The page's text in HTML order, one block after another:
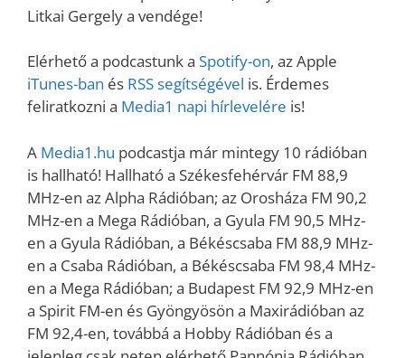
Litkai Gergely a vendége!
Elérhető a podcastunk a Spotify-on, az Apple
iTunes-ban és RSS segítségével is. Érdemes
feliratkozni a Media1 napi hírlevelére is!
A Media1.hu podcastja már mintegy 10 rádióban
is hallható! Hallható a Székesfehérvár FM 88,9
MHz-en az Alpha Rádióban; az Orosháza FM 90,2
MHz-en a Mega Rádióban, a Gyula FM 90,5 MHz-
en a Gyula Rádióban, a Békéscsaba FM 88,9 MHz-
en a Csaba Rádióban, a Békéscsaba FM 98,4 MHz-
en a Mega Rádióban; a Budapest FM 92,9 MHz-en
a Spirit FM-en és Gyöngyösön a Maxirádióban az
FM 92,4-en, továbbá a Hobby Rádióban és a